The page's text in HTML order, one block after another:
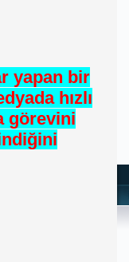
yapan bir
hızlı
görevini